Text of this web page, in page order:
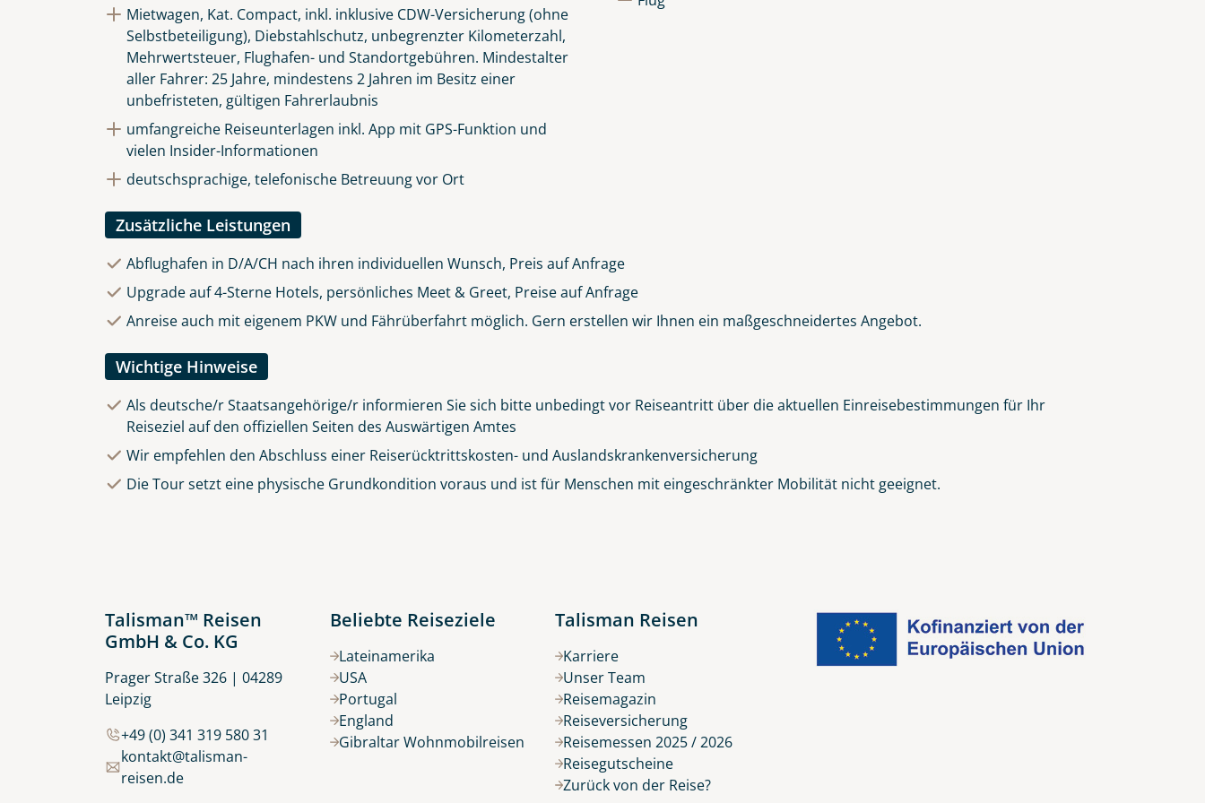
© Big Smoke Studio
Mietwagen, Kat. Compact, inkl. inklusive CDW-Versicherung (ohne
Selbstbeteiligung), Diebstahlschutz, unbegrenzter Kilometerzahl,
Mehrwertsteuer, Flughafen- und Standortgebühren. Mindestalter
aller Fahrer: 25 Jahre, mindestens 2 Jahren im Besitz einer
unbefristeten, gültigen Fahrerlaubnis
umfangreiche Reiseunterlagen inkl. App mit GPS-Funktion und
vielen Insider-Informationen
deutschsprachige, telefonische Betreuung vor Ort
Zusätzliche Leistungen
Abflughafen in D/A/CH nach ihren individuellen Wunsch, Preis auf Anfrage
Upgrade auf 4-Sterne Hotels, persönliches Meet & Greet, Preise auf Anfrage
Anreise auch mit eigenem PKW und Fährüberfahrt möglich. Gern erstellen wir Ihnen ein maßgeschneidertes Angebot.
Wichtige Hinweise
Als deutsche/r Staatsangehörige/r informieren Sie sich bitte unbedingt vor Reiseantritt über die aktuellen Einreisebestimmungen für Ihr
Reiseziel auf den offiziellen Seiten des Auswärtigen Amtes
Wir empfehlen den Abschluss einer Reiserücktrittskosten- und Auslandskrankenversicherung
Die Tour setzt eine physische Grundkondition voraus und ist für Menschen mit eingeschränkter Mobilität nicht geeignet.
Talisman™ Reisen
GmbH & Co. KG
Prager Straße 326 | 04289
Leipzig
+49 (0) 341 319 580 31
kontakt@talisman-
reisen.de
Beliebte Reiseziele
Lateinamerika
USA
Portugal
England
Gibraltar Wohnmobilreisen
Talisman Reisen
Karriere
Unser Team
Reisemagazin
Reiseversicherung
Reisemessen 2025 / 2026
Reisegutscheine
Zurück von der Reise?